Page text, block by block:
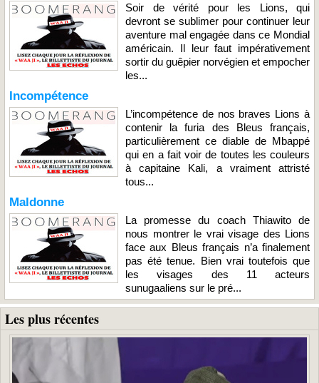
Soir de vérité pour les Lions, qui
devront se sublimer pour continuer leur
aventure mal engagée dans ce Mondial
américain. Il leur faut impérativement
sortir du guêpier norvégien et empocher
les...
Incompétence
L’incompétence de nos braves Lions à
contenir la furia des Bleus français,
particulièrement ce diable de Mbappé
qui en a fait voir de toutes les couleurs
à capitaine Kali, a vraiment attristé
tous...
Maldonne
La promesse du coach Thiawito de
nous montrer le vrai visage des Lions
face aux Bleus français n’a finalement
pas été tenue. Bien vrai toutefois que
les visages des 11 acteurs
sunugaaliens sur le pré...
Les plus récentes